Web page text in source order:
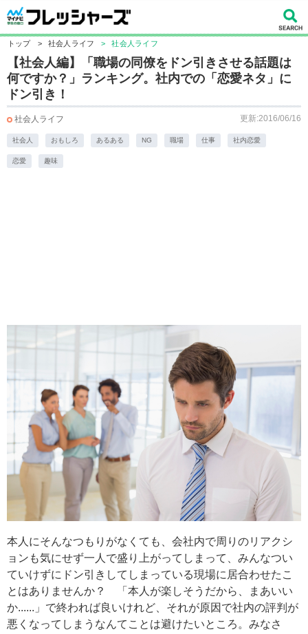
トップ > 社会人ライフ > 社会人ライフ
【社会人編】「職場の同僚をドン引きさせる話題は
何ですか？」ランキング。社内での「恋愛ネタ」に
ドン引き！
社会人ライフ 更新:2016/06/16
社会人 おもしろ あるある NG 職場 仕事 社内恋愛
恋愛 趣味
本人にそんなつもりがなくても、会社内で周りのリアクシ
ョンも気にせず一人で盛り上がってしまって、みんなつい
ていけずにドン引きしてしまっている現場に居合わせたこ
とはありませんか？ 「本人が楽しそうだから、まあいい
か......」で終われば良いけれど、それが原因で社内の評判が
悪くなってしまうなんてことは避けたいところ。みなさ